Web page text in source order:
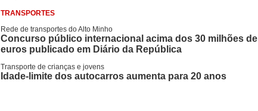
TRANSPORTES
Rede de transportes do Alto Minho
Concurso público internacional acima dos 30 milhões de
euros publicado em Diário da República
Transporte de crianças e jovens
Idade-limite dos autocarros aumenta para 20 anos